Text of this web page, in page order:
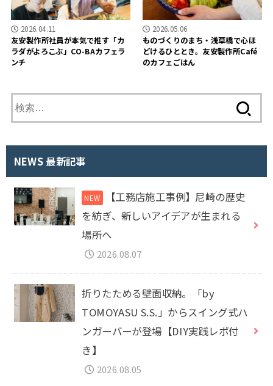
2026.04.11
友安製作所社員が本気で推す「カ
ラダがよろこぶ」CO-BAカフェラ
ンチ
2026.05.06
ものづくりのまち・浅草橋で心ほ
どけるひととき。友安製作所Café
のカフェごはん
索
NEWS 最新記事
【工務店施工事例】尼崎の歴史
を紡ぎ、新しいアイデアが生まれる
場所へ
2026.08.07
折りたためる壁面収納。「by
TOMOYASU S.S.」からスイング式ハ
ンガーバーが登場【DIY実践レポ付
き】
2026.08.05